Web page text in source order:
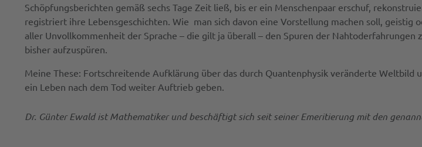
Schöpfungsberichten gemäß sechs Tage Zeit ließ, bis er ein Menschenpaar erschuf,
registriert ihre Lebensgeschichten. Wie man sich davon eine Vorstellung machen soll,
aller Unvollkommenheit der Sprache – die gilt ja überall – den Spuren der
bisher aufzuspüren.
Meine These: Fortschreitende Aufklärung über das durch Quantenphysik veränderte
ein Leben nach dem Tod weiter Auftrieb geben.
Dr. Günter Ewald ist Mathematiker und beschäftigt sich seit seiner Emeritierung mit den